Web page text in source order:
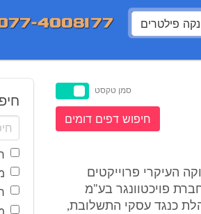
נקה פילטרים
סמן טקסט
חיפוש דפים דומים
העיקרי פרוייקטים
פויכטוונגר בע"מ
שהחלה מתנהלת כנגד עסקי התשלובת,